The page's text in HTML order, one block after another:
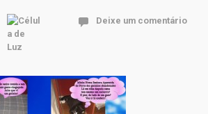
Deixe um comentário